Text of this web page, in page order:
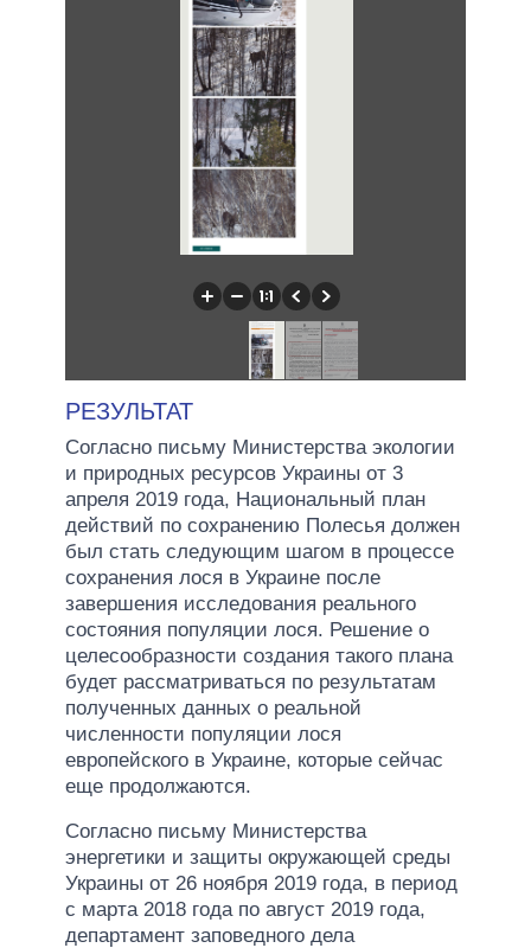
РЕЗУЛЬТАТ
Согласно письму Министерства экологии
и природных ресурсов Украины от 3
апреля 2019 года, Национальный план
действий по сохранению Полесья должен
был стать следующим шагом в процессе
сохранения лося в Украине после
завершения исследования реального
состояния популяции лося. Решение о
целесообразности создания такого плана
будет рассматриваться по результатам
полученных данных о реальной
численности популяции лося
европейского в Украине, которые сейчас
еще продолжаются.
Согласно письму Министерства
энергетики и защиты окружающей среды
Украины от 26 ноября 2019 года, в период
с марта 2018 года по август 2019 года,
департамент заповедного дела